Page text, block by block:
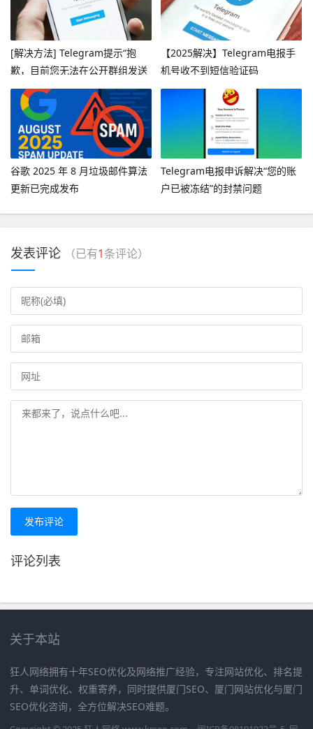
[解决方法] Telegram提示“抱
歉，目前您无法在公开群组发送
消息”
【2025解决】Telegram电报手
机号收不到短信验证码
谷歌 2025 年 8 月垃圾邮件算法
更新已完成发布
Telegram电报申诉解决“您的账
户已被冻结”的封禁问题
发表评论 （已有1条评论）
发布评论
评论列表
关于本站
狂人网络拥有十年SEO优化及网络推广经验，专注网站优化、排名提
升、单词优化、权重寄养，同时提供厦门SEO、厦门网站优化与厦门
SEO优化咨询，全方位解决SEO难题。